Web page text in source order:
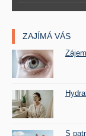
ZAJÍMÁ VÁS
S